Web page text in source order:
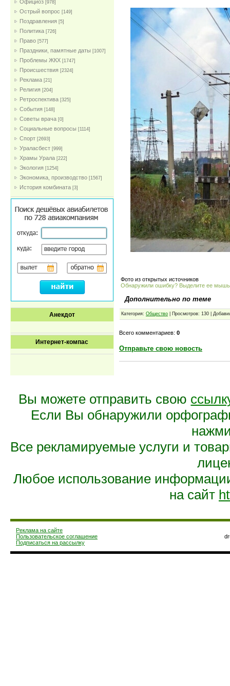
Официоз [978]
Острый вопрос [149]
Поздравления [5]
Политика [726]
Право [577]
Праздники, памятные даты [1007]
Проблемы ЖКХ [1747]
Проиcшествия [2324]
Реклама [21]
Религия [204]
Ретроспектива [325]
События [148]
Советы врача [0]
Социальные вопросы [1114]
Спорт [2693]
Ураласбест [999]
Храмы Урала [222]
Экология [1254]
Экономика, производство [1567]
История комбината [3]
Анекдот
Интернет-компас
Фото из открытых источников
Обнаружили ошибку? Выделите ее
Дополнительно по теме
Категория: Общество | Просмотров: 130 |
Всего комментариев: 0
Отправьте свою новость
Вы можете отправить свою
Если Вы обнаружили
Все рекламируемые услуги и
Любое использование
на сайт
Реклама на сайте
Пользовательское соглашение
Подписаться на рассылку